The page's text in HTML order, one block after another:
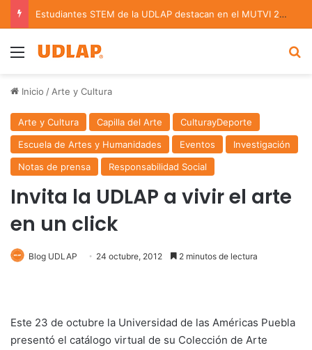
Estudiantes STEM de la UDLAP destacan en el MUTVI 2026
Menu
Inicio / Arte y Cultura
Arte y Cultura Capilla del Arte
CulturayDeporte
Escuela de Artes y Humanidades
Eventos
Investigación
Notas de prensa
Responsabilidad Social
Invita la UDLAP a vivir el arte
en un click
Blog UDLAP 24 octubre, 2012 2 minutos de lectura
Este 23 de octubre la Universidad de las Américas Puebla
presentó el catálogo virtual de su Colección de Arte